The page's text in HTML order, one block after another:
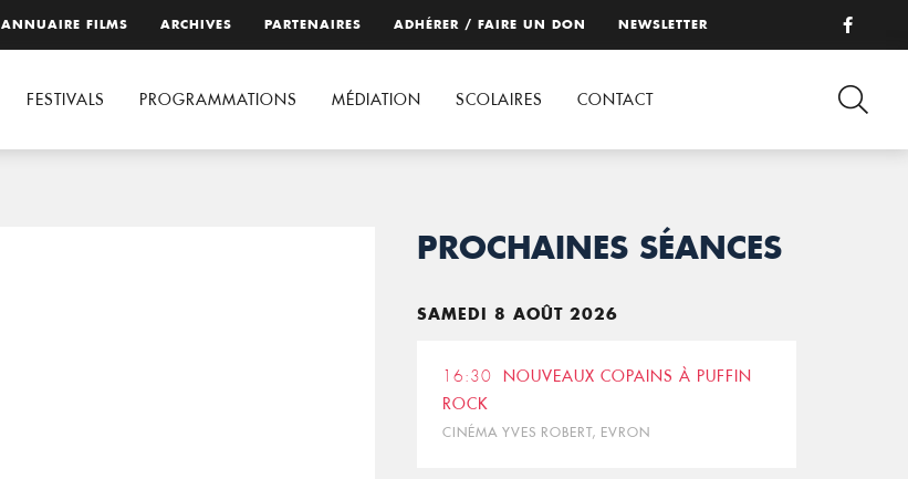
ANNUAIRE FILMS ARCHIVES PARTENAIRES ADHÉRER / FAIRE UN DON NEWSLETTER
FESTIVALS PROGRAMMATIONS MÉDIATION SCOLAIRES CONTACT
PROCHAINES SÉANCES
SAMEDI 8 AOÛT 2026
16:30
NOUVEAUX COPAINS À PUFFIN
ROCK
CINÉMA YVES ROBERT, EVRON